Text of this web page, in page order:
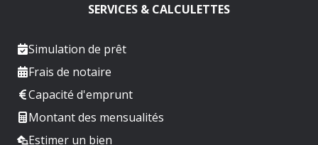
SERVICES & CALCULETTES
Simulation de prêt
Frais de notaire
Capacité d'emprunt
Montant des mensualités
Estimer un bien